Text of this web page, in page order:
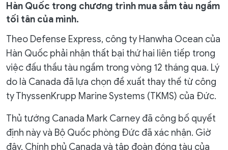
Hàn Quốc trong chương trình mua sắm tàu ngầm
tối tân của mình.
Theo Defense Express, công ty Hanwha Ocean của
Hàn Quốc phải nhận thất bại thứ hai liên tiếp trong
việc đấu thầu tàu ngầm trong vòng 12 tháng qua. Lý
do là Canada đã lựa chọn đề xuất thay thế từ công
ty ThyssenKrupp Marine Systems (TKMS) của Đức.
Thủ tướng Canada Mark Carney đã công bố quyết
định này và Bộ Quốc phòng Đức đã xác nhận. Giờ
đây, Chính phủ Canada và tập đoàn đóng tàu của